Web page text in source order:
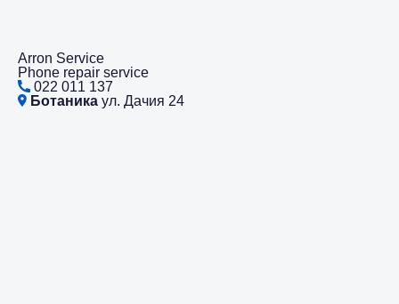
Arron Service
Phone repair service
022 011 137
Ботаника ул. Дачия 24